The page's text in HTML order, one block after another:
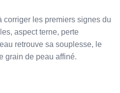
corriger les premiers signes du
aspect terne, perte
retrouve sa souplesse, le
grain de peau affiné.